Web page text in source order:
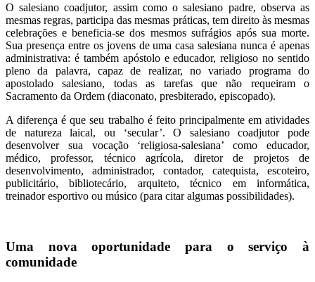
O salesiano coadjutor, assim como o salesiano padre, observa as
mesmas regras, participa das mesmas práticas, tem direito às mesmas
celebrações e beneficia-se dos mesmos sufrágios após sua morte.
Sua presença entre os jovens de uma casa salesiana nunca é apenas
administrativa: é também apóstolo e educador, religioso no sentido
pleno da palavra, capaz de realizar, no variado programa do
apostolado salesiano, todas as tarefas que não requeiram o
Sacramento da Ordem (diaconato, presbiterado, episcopado).
A diferença é que seu trabalho é feito principalmente em atividades
de natureza laical, ou ‘secular’. O salesiano coadjutor pode
desenvolver sua vocação ‘religiosa-salesiana’ como educador,
médico, professor, técnico agrícola, diretor de projetos de
desenvolvimento, administrador, contador, catequista, escoteiro,
publicitário, bibliotecário, arquiteto, técnico em informática,
treinador esportivo ou músico (para citar algumas possibilidades).
Uma nova oportunidade para o serviço à
comunidade